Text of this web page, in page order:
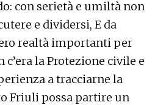
con serietà e umiltà non
e dividersi, E da
realtà importanti per
la Protezione civile e
a tracciarne la
Friuli possa partire un